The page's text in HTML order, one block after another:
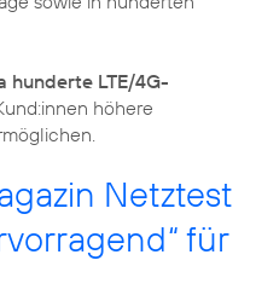
hunderte LTE/4G-
höhere
Netztest
für